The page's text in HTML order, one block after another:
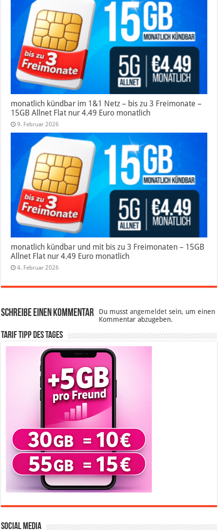
monatlich kündbar im 1&1 Netz – bis zu 3 Freimonate –
15GB Allnet Flat nur 4.49 Euro monatlich
9. Februar 2026
monatlich kündbar und mit bis zu 3 Freimonaten – 15GB
Allnet Flat nur 4.49 Euro monatlich
4. Februar 2026
Schreibe einen Kommentar Du musstangemeldet sein, um einen
Kommentar abzugeben.
Tarif Tipp des Tages
Social Media